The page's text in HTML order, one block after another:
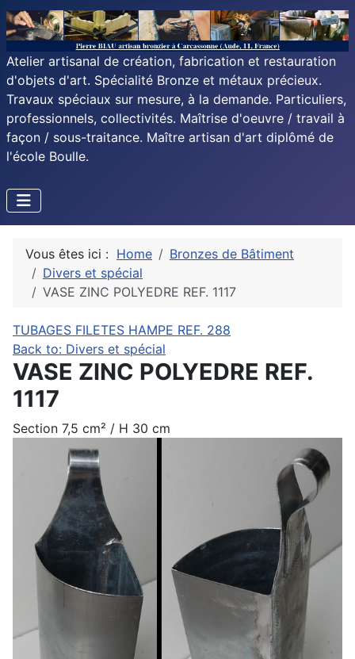
Atelier artisanal de création, fabrication et restauration
d'objets d'art. Spécialité Bronze et métaux précieux.
Travaux spéciaux sur mesure, à la demande. Particuliers,
professionnels, collectivités. Maîtrise d'oeuvre / travail à
façon / sous-traitance. Maître artisan d'art diplômé de
l'école Boulle.
Vous êtes ici : Home
Bronzes de Bâtiment
Divers et spécial
VASE ZINC POLYEDRE REF. 1117
TUBAGES FILETES HAMPE REF. 288
Back to: Divers et spécial
VASE ZINC POLYEDRE REF.
1117
Section 7,5 cm² / H 30 cm